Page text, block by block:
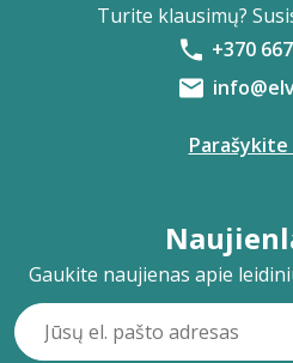
Turite klausimų?
+370
Parašykite
Gaukite naujienas apie